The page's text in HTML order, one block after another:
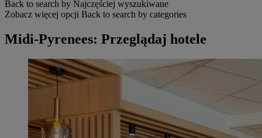
Back to search by Najczęściej wyszukiwane
Zobacz więcej opcji Back to search by categories
Midi-Pyrenees: Przeglądaj hotele